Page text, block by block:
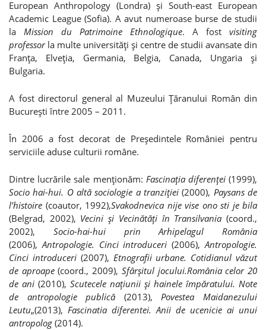
European Anthropology (Londra) şi South-east European
Academic League (Sofia). A avut numeroase burse de studii
la Mission du Patrimoine Ethnologique. A fost visiting
professor la multe universităţi şi centre de studii avansate din
Franţa, Elveţia, Germania, Belgia, Canada, Ungaria şi
Bulgaria.
A fost directorul general al Muzeului Ţăranului Român din
Bucureşti între 2005 – 2011.
În 2006 a fost decorat de Preşedintele României pentru
serviciile aduse culturii române.
Dintre lucrările sale menţionăm: Fascinaţia diferenţei(1999),
Socio hai-hui. O altă sociologie a tranziţiei(2000), Paysans de
l’histoire (coautor, 1992),Svakodnevica nije vise ono sti je bila
(Belgrad, 2002), Vecini şi Vecinătăţi în Transilvania(coord.,
2002), Socio-hai-hui prin Arhipelagul România
(2006),Antropologie. Cinci introduceri(2006), Antropologie.
Cinci introduceri (2007), Etnografii urbane. Cotidianul văzut
de aproape(coord., 2009), Sfârşitul jocului.România celor 20
de ani (2010), Scutecele naţiunii şi hainele împăratului. Note
de antropologie publică (2013), Povestea Maidanezului
Leutu„(2013), Fascinatia diferentei. Anii de ucenicie ai unui
antropolog (2014).